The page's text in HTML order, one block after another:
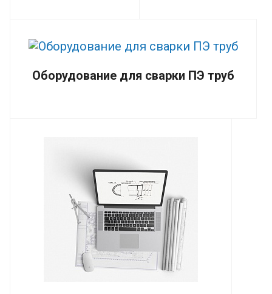
Оборудование для сварки ПЭ труб